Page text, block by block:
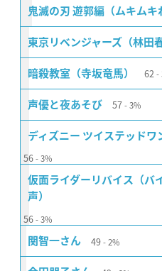
鬼滅の刃 遊郭編（ムキムキ
東京リベンジャーズ（林田
暗殺教室（寺坂竜馬） 62
声優と夜あそび 57 3%
ディズニー ツイステッドワ
56 3%
仮面ライダーリバイス（バ
声）
56 3%
関智一さん 49 2%